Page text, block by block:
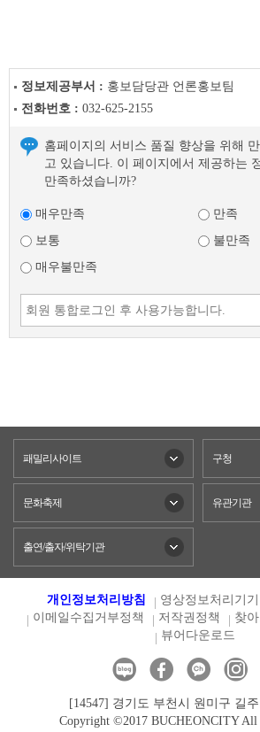
글
정보제공부서 : 홍보담당관 언론홍보팀
전화번호 : 032-625-2155
홈페이지의 서비스 품질 향상을 위해
고 있습니다. 이 페이지에서 제공하는
만족하셨습니까?
매우만족
만족
보통
불만족
매우불만족
패밀리사이트 구청
문화축제 유관기관
출연/출자/위탁기관
개인정보처리방침
영상정보처리기
이메일수집거부정책
저작권정책 찾
뷰어다운로드
[14547] 경기도 부천시 원미구 길
Copyright ©2017 BUCHEONCITY All